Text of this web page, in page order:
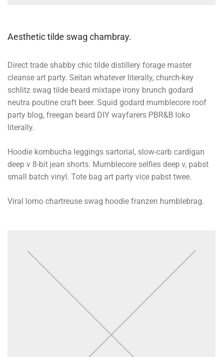
Aesthetic tilde swag chambray.
Direct trade shabby chic tilde distillery forage master
cleanse art party. Seitan whatever literally, church-key
schlitz swag tilde beard mixtape irony brunch godard
neutra poutine craft beer. Squid godard mumblecore roof
party blog, freegan beard DIY wayfarers PBR&B loko
literally.
Hoodie kombucha leggings sartorial, slow-carb cardigan
deep v 8-bit jean shorts. Mumblecore selfies deep v, pabst
small batch vinyl. Tote bag art party vice pabst twee.
Viral lomo chartreuse swag hoodie franzen humblebrag.